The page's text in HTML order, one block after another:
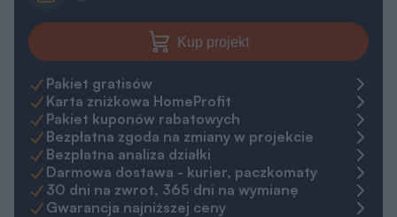
Kup projekt
Pakiet gratisów
Karta zniżkowa HomeProfit
Pakiet kuponów rabatowych
Bezpłatna zgoda na zmiany w projekcie
Bezpłatna analiza działki
Darmowa dostawa - kurier, paczkomaty
30 dni na zwrot, 365 dni na wymianę
Gwarancja najniższej ceny